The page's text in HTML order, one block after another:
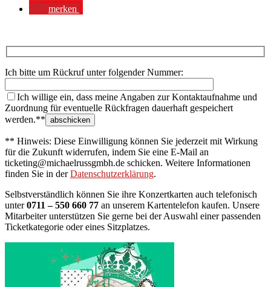
merken
Ich bitte um Rückruf unter folgender Nummer:
Ich willige ein, dass meine Angaben zur Kontaktaufnahme und
Zuordnung für eventuelle Rückfragen dauerhaft gespeichert
werden.**
** Hinweis: Diese Einwilligung können Sie jederzeit mit Wirkung
für die Zukunft widerrufen, indem Sie eine E-Mail an
ticketing@michaelrussgmbh.de schicken. Weitere Informationen
finden Sie in derDatenschutzerklärung.
Selbstverständlich können Sie ihre Konzertkarten auch telefonisch
unter0711 – 550 660 77 an unserem Kartentelefon kaufen. Unsere
Mitarbeiter unterstützen Sie gerne bei der Auswahl einer passenden
Ticketkategorie oder eines Sitzplatzes.